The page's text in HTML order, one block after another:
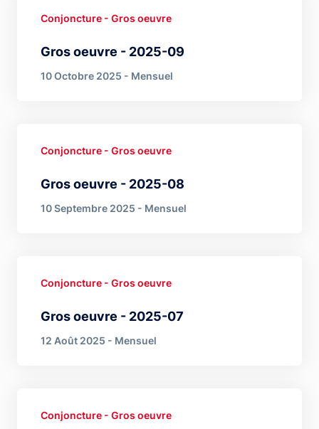
Gros oeuvre - 2025-09
Conjoncture - Gros oeuvre
10 Octobre 2025 - Mensuel
Gros oeuvre - 2025-08
Conjoncture - Gros oeuvre
10 Septembre 2025 - Mensuel
Gros oeuvre - 2025-07
Conjoncture - Gros oeuvre
12 Août 2025 - Mensuel
Conjoncture - Gros oeuvre